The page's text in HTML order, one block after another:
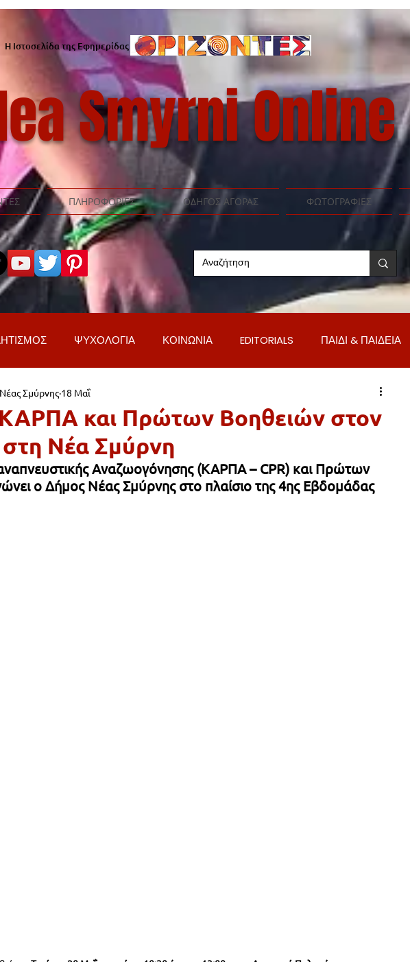
Η Ιστοσελίδα της Εφημερίδας
Smyrni Online
ΠΛΗΡΟΦΟΡΙΕΣ ΟΔΗΓΟΣ ΑΓΟΡΑΣ ΦΩΤΟΓΡΑΦΙΕΣ
ΨΥΧΟΛΟΓΙΑ ΚΟΙΝΩΝΙΑ EDITORIALS ΠΑΙΔΙ & ΠΑΙΔΕΙΑ
& ΑΠΟΨΕΙΣ ΟΙΚΟΝΟΜΙΑ & ΑΓΟΡΑ
ΕΚΚΛΗΣΙΑ ΕΠΙΣΤΗΜΗ & ΤΕΧΝΟΛΟΓΙΑ
& ΔΡΟΜΟΙ
ΚΑΡΠΑ και Πρώτων Βοηθειών στον
Νέα Σμύρνη
Σμύρνης 18 Μαΐ
Αναζωογόνησης (ΚΑΡΠΑ – CPR) και Πρώτων
ο Δήμος Νέας Σμύρνης στο πλαίσιο της 4ης Εβδομάδας